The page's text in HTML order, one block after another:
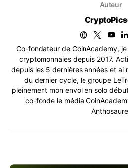
Auteur
Co-fondateur de CoinAcademy,
cryptomonnaies depuis 2017.
depuis les 5 dernières années et ai
du dernier cycle, le groupe
pleinement mon envol en solo
co-fonde le média